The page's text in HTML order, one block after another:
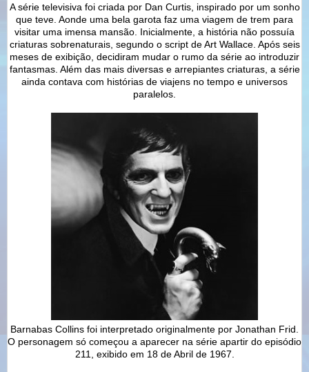
A série televisiva foi criada por Dan Curtis, inspirado por um sonho
que teve. Aonde uma bela garota faz uma viagem de trem para
visitar uma imensa mansão. Inicialmente, a história não possuía
criaturas sobrenaturais, segundo o script de Art Wallace. Após seis
meses de exibição, decidiram mudar o rumo da série ao introduzir
fantasmas. Além das mais diversas e arrepiantes criaturas, a série
ainda contava com histórias de viajens no tempo e universos
paralelos.
Barnabas Collins foi interpretado originalmente por Jonathan Frid.
O personagem só começou a aparecer na série apartir do episódio
211, exibido em 18 de Abril de 1967.